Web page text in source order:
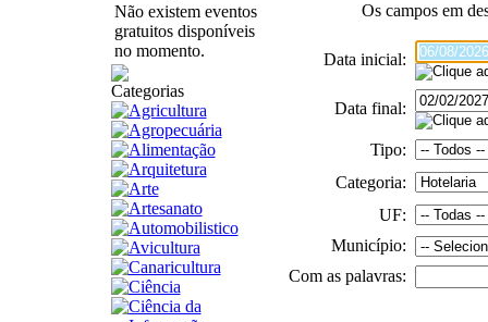
Não existem eventos
gratuitos disponíveis
no momento.
Categorias
Agricultura
Agropecuária
Alimentação
Arquitetura
Arte
Artesanato
Automobilistico
Avicultura
Canaricultura
Ciência
Ciência da
Os campos em
Data inicial:
Data final:
Tipo:
Categoria:
UF:
Município:
Com as palavras: